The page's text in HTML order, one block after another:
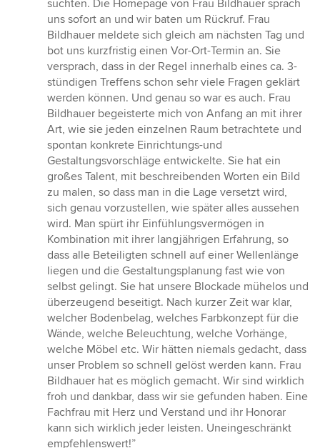
suchten. Die Homepage von Frau Bildhauer sprach
uns sofort an und wir baten um Rückruf. Frau
Bildhauer meldete sich gleich am nächsten Tag und
bot uns kurzfristig einen Vor-Ort-Termin an. Sie
versprach, dass in der Regel innerhalb eines ca. 3-
stündigen Treffens schon sehr viele Fragen geklärt
werden können. Und genau so war es auch. Frau
Bildhauer begeisterte mich von Anfang an mit ihrer
Art, wie sie jeden einzelnen Raum betrachtete und
spontan konkrete Einrichtungs-und
Gestaltungsvorschläge entwickelte. Sie hat ein
großes Talent, mit beschreibenden Worten ein Bild
zu malen, so dass man in die Lage versetzt wird,
sich genau vorzustellen, wie später alles aussehen
wird. Man spürt ihr Einfühlungsvermögen in
Kombination mit ihrer langjährigen Erfahrung, so
dass alle Beteiligten schnell auf einer Wellenlänge
liegen und die Gestaltungsplanung fast wie von
selbst gelingt. Sie hat unsere Blockade mühelos und
überzeugend beseitigt. Nach kurzer Zeit war klar,
welcher Bodenbelag, welches Farbkonzept für die
Wände, welche Beleuchtung, welche Vorhänge,
welche Möbel etc. Wir hätten niemals gedacht, dass
unser Problem so schnell gelöst werden kann. Frau
Bildhauer hat es möglich gemacht. Wir sind wirklich
froh und dankbar, dass wir sie gefunden haben. Eine
Fachfrau mit Herz und Verstand und ihr Honorar
kann sich wirklich jeder leisten. Uneingeschränkt
empfehlenswert!”